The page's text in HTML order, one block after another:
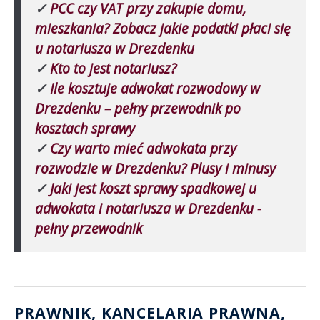
✓PCC czy VAT przy zakupie domu,
mieszkania? Zobacz jakie podatki płaci się
u notariusza w Drezdenku
✓Kto to jest notariusz?
✓Ile kosztuje adwokat rozwodowy w
Drezdenku – pełny przewodnik po
kosztach sprawy
✓Czy warto mieć adwokata przy
rozwodzie w Drezdenku? Plusy i minusy
✓Jaki jest koszt sprawy spadkowej u
adwokata i notariusza w Drezdenku -
pełny przewodnik
PRAWNIK, KANCELARIA PRAWNA,